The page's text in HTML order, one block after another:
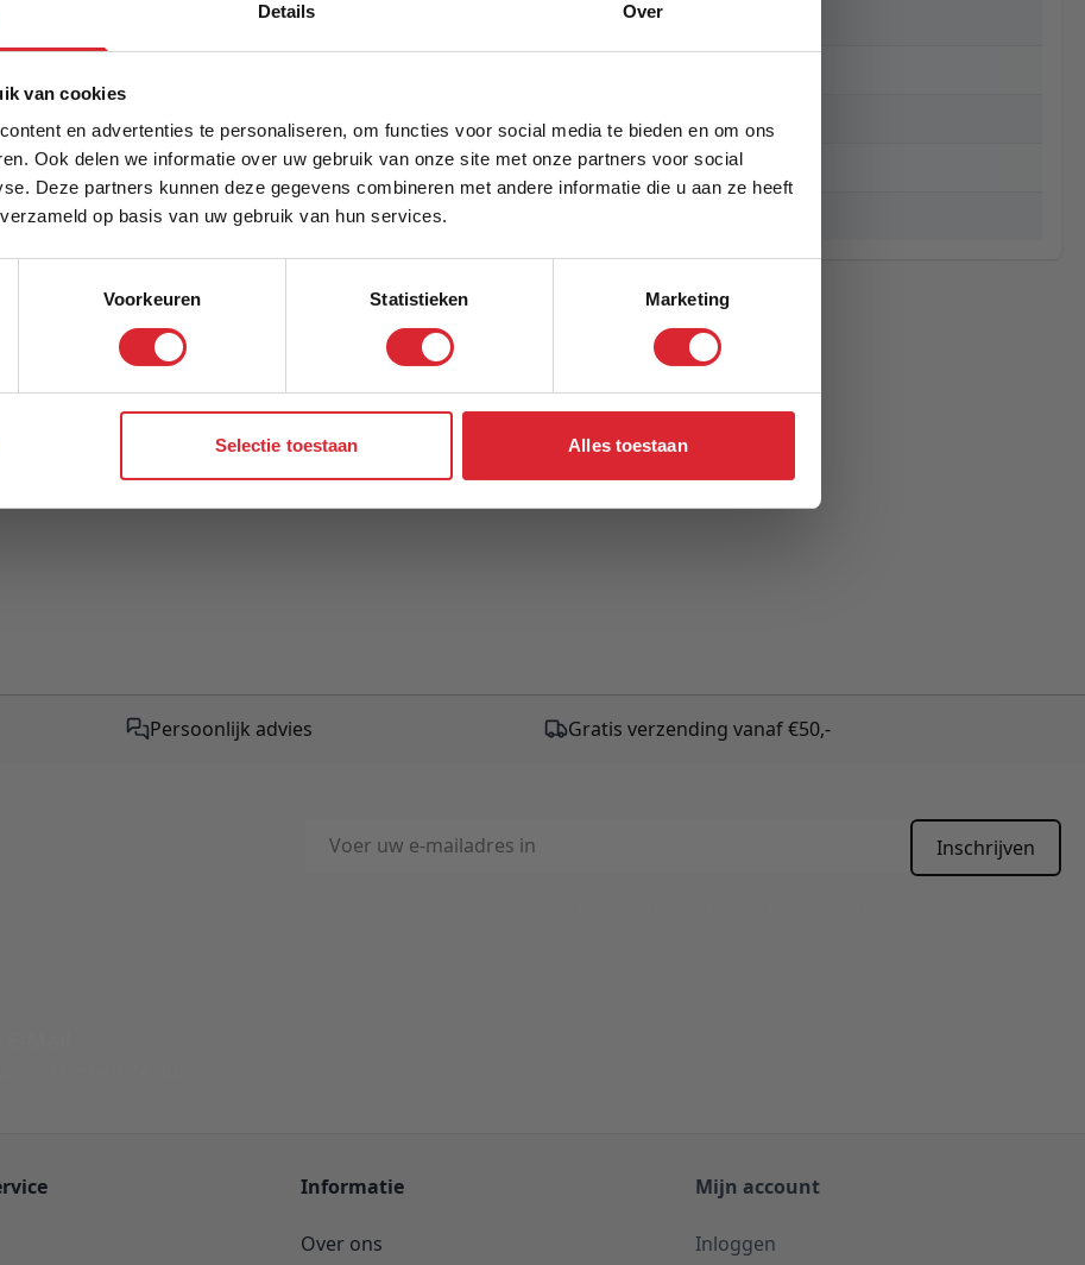
Details Over
van cookies
en advertenties te personaliseren, om functies voor social media te bieden en om ons
Ook delen we informatie over uw gebruik van onze site met onze partners voor social
Deze partners kunnen deze gegevens combineren met andere informatie die u aan ze heeft
op basis van uw gebruik van hun services.
Voorkeuren Statistieken Marketing
Selectie toestaan Alles toestaan
Lengte
Breedte
160 cm
Model
Persoonlijk advies Gratis verzending vanaf €50,-
E-mailadres
Inschrijven
Informatie
Over ons
Mijn account
Inloggen
5% Korting
Schrijf je in en ontvang direct een kortingscode